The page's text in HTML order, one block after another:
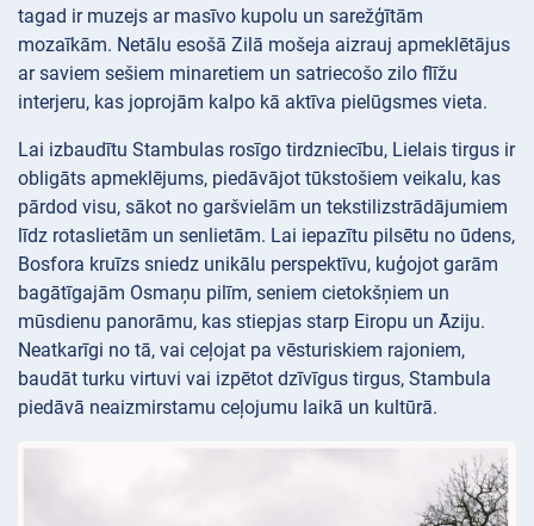
tagad ir muzejs ar masīvo kupolu un sarežģītām
mozaīkām. Netālu esošā Zilā mošeja aizrauj apmeklētājus
ar saviem sešiem minaretiem un satriecošo zilo flīžu
interjeru, kas joprojām kalpo kā aktīva pielūgsmes vieta.
Lai izbaudītu Stambulas rosīgo tirdzniecību, Lielais tirgus ir
obligāts apmeklējums, piedāvājot tūkstošiem veikalu, kas
pārdod visu, sākot no garšvielām un tekstilizstrādājumiem
līdz rotaslietām un senlietām. Lai iepazītu pilsētu no ūdens,
Bosfora kruīzs sniedz unikālu perspektīvu, kuģojot garām
bagātīgajām Osmaņu pilīm, seniem cietokšņiem un
mūsdienu panorāmu, kas stiepjas starp Eiropu un Āziju.
Neatkarīgi no tā, vai ceļojat pa vēsturiskiem rajoniem,
baudāt turku virtuvi vai izpētot dzīvīgus tirgus, Stambula
piedāvā neaizmirstamu ceļojumu laikā un kultūrā.